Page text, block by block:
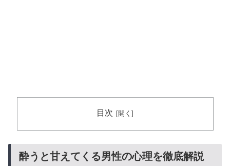
目次
酔うと甘えてくる男性の心理を徹底解説